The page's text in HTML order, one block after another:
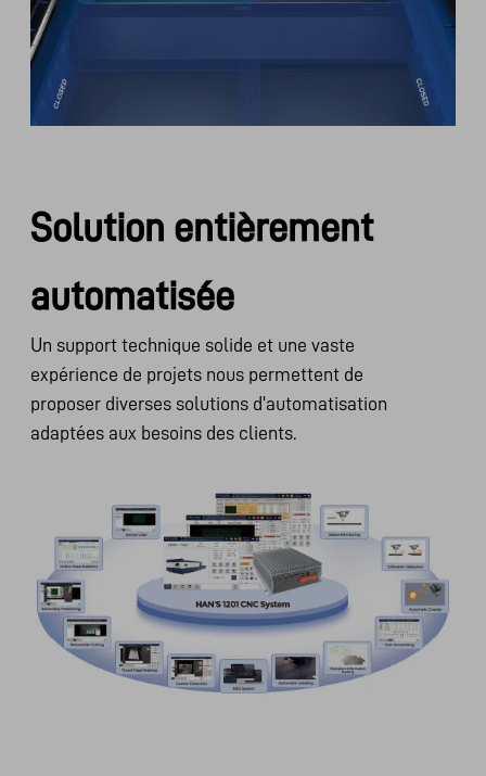
Solution entièrement
automatisée
Un support technique solide et une vaste
expérience de projets nous permettent de
proposer diverses solutions d'automatisation
adaptées aux besoins des clients.